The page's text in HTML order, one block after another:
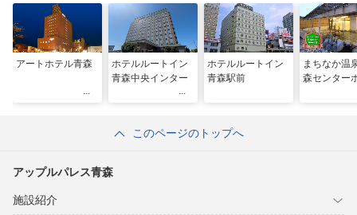
アートホテル青森
ホテルルートイン
青森中央インター
ホテルルートイン
青森駅前
まちなか
森センター
このページのトップへ
アップルパレス青森
施設紹介